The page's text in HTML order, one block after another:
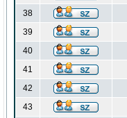
38
39
40
41
42
43